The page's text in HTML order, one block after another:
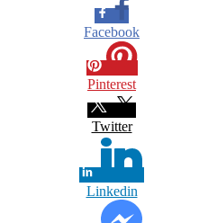
Facebook
Pinterest
Twitter
Linkedin